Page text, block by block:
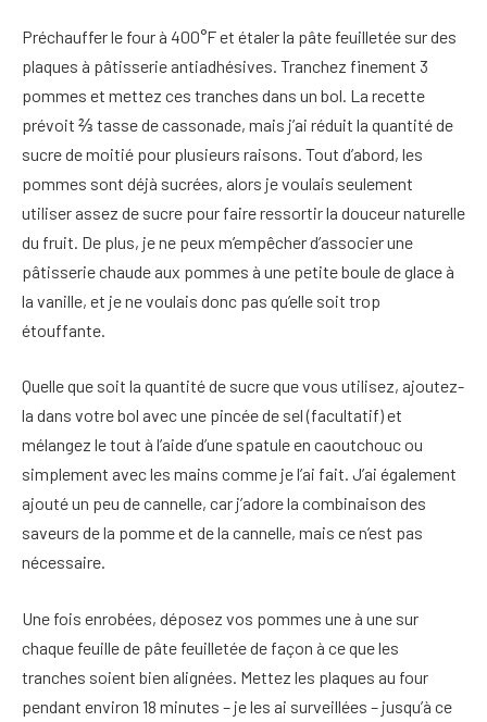
Préchauffer le four à 400°F et étaler la pâte feuilletée sur des
plaques à pâtisserie antiadhésives. Tranchez finement 3
pommes et mettez ces tranches dans un bol. La recette
prévoit ⅔ tasse de cassonade, mais j’ai réduit la quantité de
sucre de moitié pour plusieurs raisons. Tout d’abord, les
pommes sont déjà sucrées, alors je voulais seulement
utiliser assez de sucre pour faire ressortir la douceur naturelle
du fruit. De plus, je ne peux m’empêcher d’associer une
pâtisserie chaude aux pommes à une petite boule de glace à
la vanille, et je ne voulais donc pas qu’elle soit trop
étouffante.
Quelle que soit la quantité de sucre que vous utilisez, ajoutez-
la dans votre bol avec une pincée de sel (facultatif) et
mélangez le tout à l’aide d’une spatule en caoutchouc ou
simplement avec les mains comme je l’ai fait. J’ai également
ajouté un peu de cannelle, car j’adore la combinaison des
saveurs de la pomme et de la cannelle, mais ce n’est pas
nécessaire.
Une fois enrobées, déposez vos pommes une à une sur
chaque feuille de pâte feuilletée de façon à ce que les
tranches soient bien alignées. Mettez les plaques au four
pendant environ 18 minutes – je les ai surveillées – jusqu’à ce